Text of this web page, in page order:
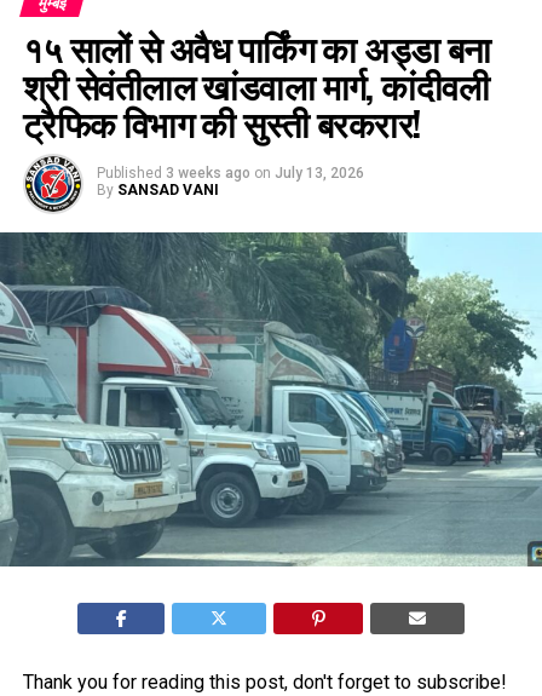
१५ सालों से अवैध पार्किंग का अड्डा बना
श्री सेवंतीलाल खांडवाला मार्ग, कांदीवली
ट्रैफिक विभाग की सुस्ती बरकरार!
Published 3 weeks ago on July 13, 2026
By SANSAD VANI
Thank you for reading this post, don't forget to subscribe!